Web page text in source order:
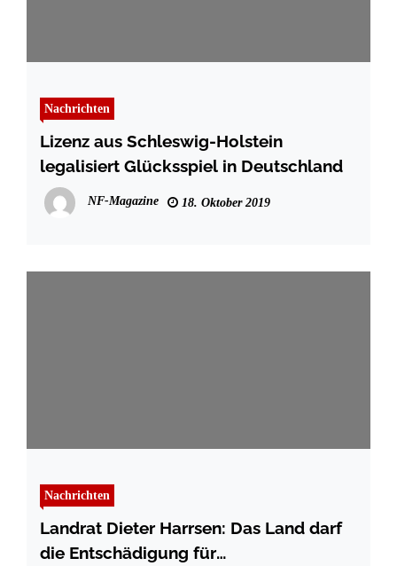
Nachrichten
Lizenz aus Schleswig-Holstein
legalisiert Glücksspiel in Deutschland
NF-Magazine 18. Oktober 2019
Nachrichten
Landrat Dieter Harrsen: Das Land darf
die Entschädigung für